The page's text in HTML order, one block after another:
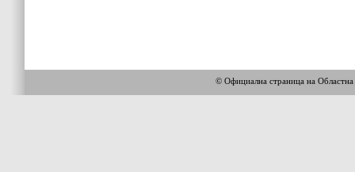
© Официална страница на